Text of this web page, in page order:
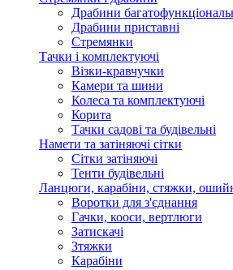
Драбини
Драбини приставні
Стремянки
Тачки і комплектуючі
Візки-кравчучки
Камери та шини
Колеса та комплектуючі
Корита
Тачки садові та будівельні
Намети та затіняючі сітки
Сітки затіняючі
Тенти будівельні
Ланцюги, карабіни, стяжки,
Воротки для з'єднання
Гачки, кооси, вертлюги
Затискачі
Зтяжки
Карабіни